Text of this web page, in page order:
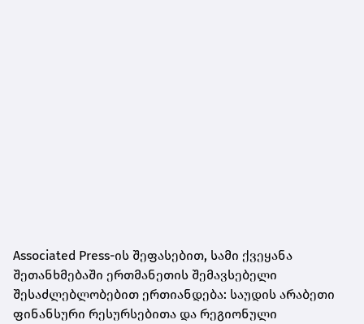
Associated Press-ის შეფასებით, სამი ქვეყანა
შეთანხმებაში ერთმანეთის შემავსებელი
შესაძლებლობებით ერთიანდება: საუდის არაბეთი
ფინანსური რესურსებითა და რეგიონული